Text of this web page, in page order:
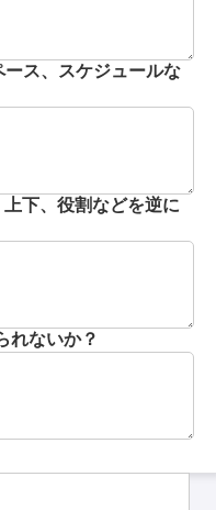
ス、スケジュールな
下、役割などを逆に
れないか？